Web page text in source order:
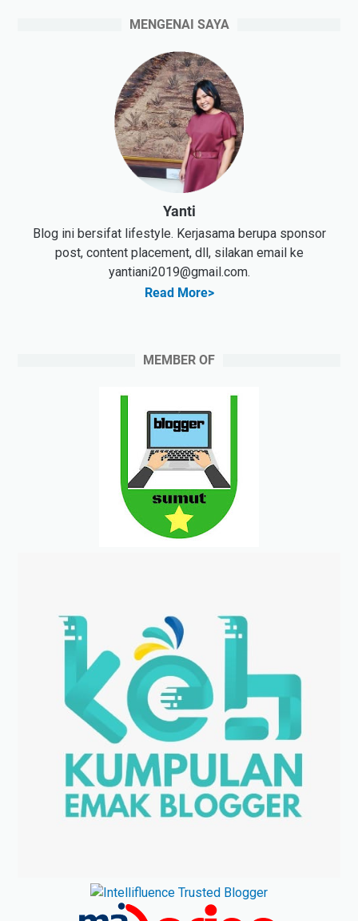
MENGENAI SAYA
Yanti
Blog ini bersifat lifestyle. Kerjasama berupa sponsor
post, content placement, dll, silakan email ke
yantiani2019@gmail.com.
Read More>
MEMBER OF